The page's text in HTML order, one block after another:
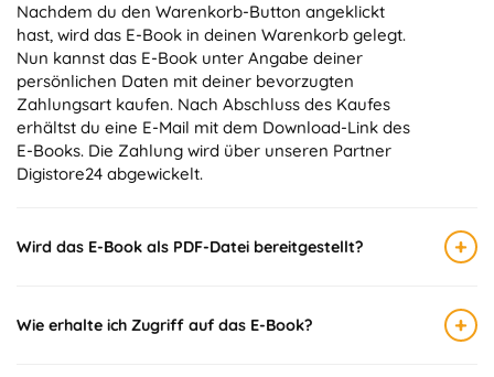
Nachdem du den Warenkorb-Button angeklickt
hast, wird das E-Book in deinen Warenkorb gelegt.
Nun kannst das E-Book unter Angabe deiner
persönlichen Daten mit deiner bevorzugten
Zahlungsart kaufen. Nach Abschluss des Kaufes
erhältst du eine E-Mail mit dem Download-Link des
E-Books. Die Zahlung wird über unseren Partner
Digistore24 abgewickelt.
Wird das E-Book als PDF-Datei bereitgestellt? +
Wie erhalte ich Zugriff auf das E-Book? +